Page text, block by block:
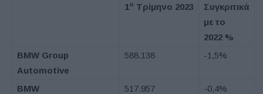
1ο Τρίμηνο 2023
Συγκριτικά
με το
2022 %
BMW Group
Automotive
588.138 -1,5%
BMW 517.957
-0,4%